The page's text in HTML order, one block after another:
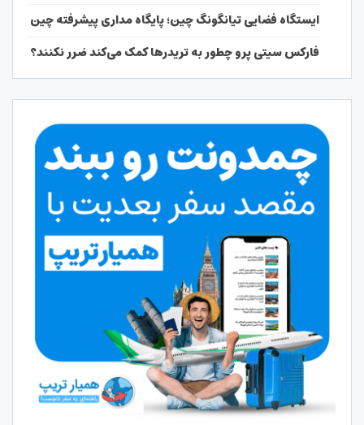
ایستگاه فضایی تیانگونگ چین؛ پایگاه مداری پیشرفته چین
فارکس سیتی پرو چطور به تریدرها کمک می‌کند ضرر نکنند؟